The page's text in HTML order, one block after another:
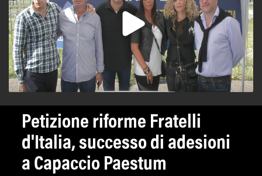
Petizione riforme Fratelli
d'Italia, successo di adesioni
a Capaccio Paestum